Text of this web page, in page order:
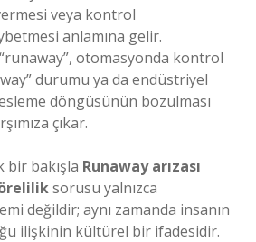
veya kontrol
anlamına gelir.
otomasyonda kontrol
durumu ya da endüstriyel
döngüsünün bozulması
çıkar.
bakışla Runaway arızası
sorusu yalnızca
değildir; aynı zamanda insanın
ilişkinin kültürel bir ifadesidir.